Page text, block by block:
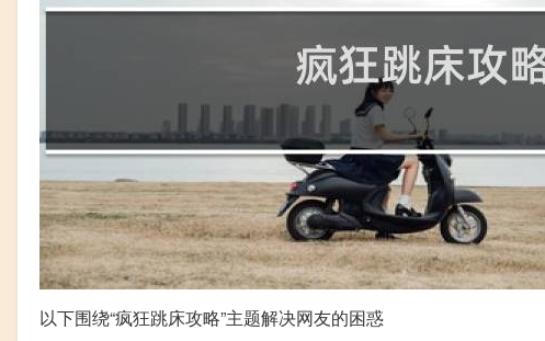
以下围绕“疯狂跳床攻略”主题解决网友的困惑